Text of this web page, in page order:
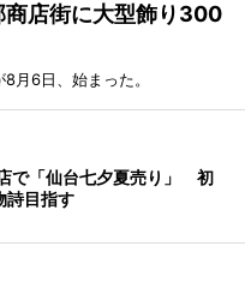
店街に大型飾り300
月6日、始まった。
で「仙台七夕夏売り」 初
詩目指す